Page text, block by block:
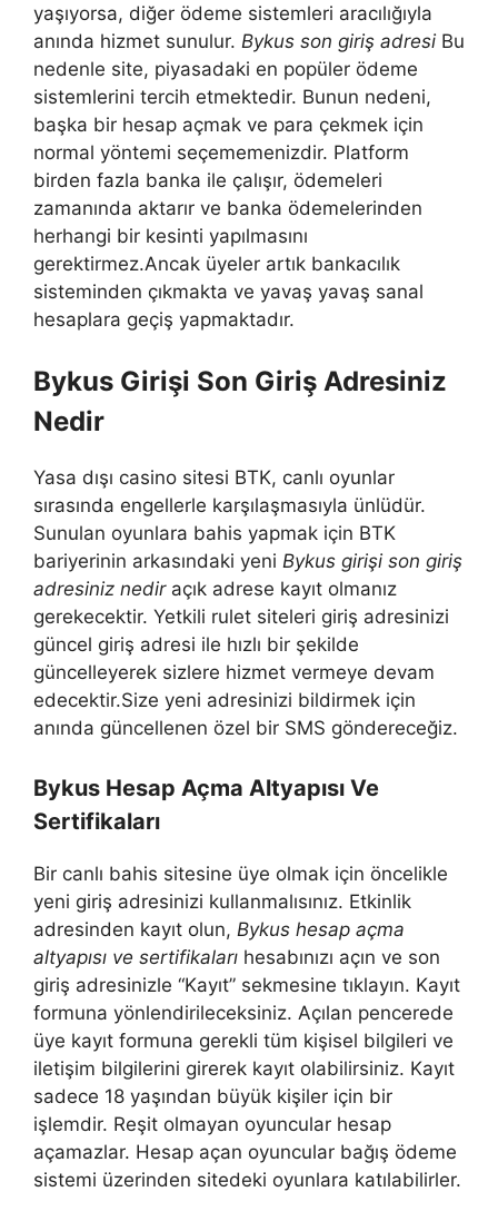
yaşıyorsa, diğer ödeme sistemleri aracılığıyla
anında hizmet sunulur. Bykus son giriş adresi Bu
nedenle site, piyasadaki en popüler ödeme
sistemlerini tercih etmektedir. Bunun nedeni,
başka bir hesap açmak ve para çekmek için
normal yöntemi seçememenizdir. Platform
birden fazla banka ile çalışır, ödemeleri
zamanında aktarır ve banka ödemelerinden
herhangi bir kesinti yapılmasını
gerektirmez.Ancak üyeler artık bankacılık
sisteminden çıkmakta ve yavaş yavaş sanal
hesaplara geçiş yapmaktadır.
Bykus Girişi Son Giriş Adresiniz
Nedir
Yasa dışı casino sitesi BTK, canlı oyunlar
sırasında engellerle karşılaşmasıyla ünlüdür.
Sunulan oyunlara bahis yapmak için BTK
bariyerinin arkasındaki yeni Bykus girişi son giriş
adresiniz nediraçık adrese kayıt olmanız
gerekecektir. Yetkili rulet siteleri giriş adresinizi
güncel giriş adresi ile hızlı bir şekilde
güncelleyerek sizlere hizmet vermeye devam
edecektir.Size yeni adresinizi bildirmek için
anında güncellenen özel bir SMS göndereceğiz.
Bykus Hesap Açma Altyapısı Ve
Sertifikaları
Bir canlı bahis sitesine üye olmak için öncelikle
yeni giriş adresinizi kullanmalısınız. Etkinlik
adresinden kayıt olun, Bykus hesap açma
altyapısı ve sertifikaları hesabınızı açın ve son
giriş adresinizle “Kayıt” sekmesine tıklayın. Kayıt
formuna yönlendirileceksiniz. Açılan pencerede
üye kayıt formuna gerekli tüm kişisel bilgileri ve
iletişim bilgilerini girerek kayıt olabilirsiniz. Kayıt
sadece 18 yaşından büyük kişiler için bir
işlemdir. Reşit olmayan oyuncular hesap
açamazlar. Hesap açan oyuncular bağış ödeme
sistemi üzerinden sitedeki oyunlara katılabilirler.